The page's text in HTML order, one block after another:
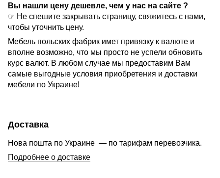
Вы нашли цену дешевле, чем у нас на сайте ?
☞ Не спешите закрывать страницу, свяжитесь с нами,
чтобы уточнить цену.
Мебель польских фабрик имет привязку к валюте и
вполне возможно, что мы просто не успели обновить
курс валют. В любом случае мы предоставим Вам
самые выгодные условия приобретения и доставки
мебели по Украине!
Доставка
Нова пошта по Украине — по тарифам перевозчика.
Подробнее о доставке